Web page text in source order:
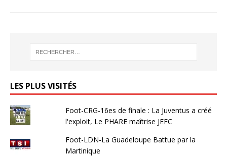
LES PLUS VISITÉS
Foot-CRG-16es de finale : La Juventus a créé
l'exploit, Le PHARE maîtrise JEFC
Foot-LDN-La Guadeloupe Battue par la
Martinique